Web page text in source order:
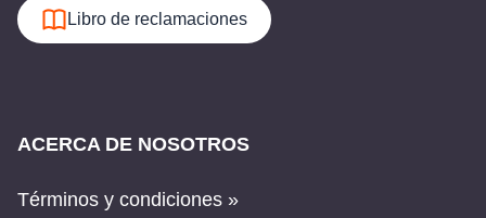
Libro de reclamaciones
ACERCA DE NOSOTROS
Términos y condiciones »